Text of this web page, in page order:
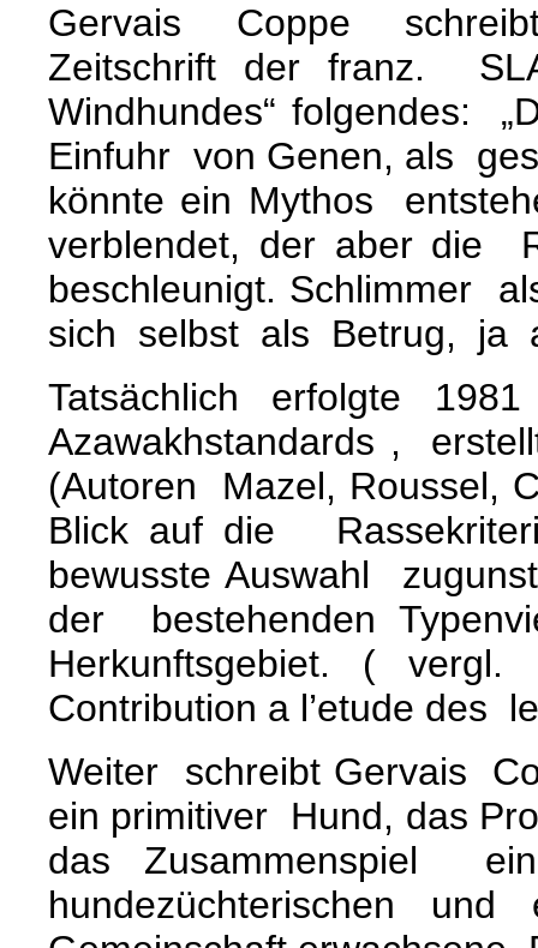
Gervais Coppe
Zeitschrift der franz.
Windhundes“ folgendes:
Einfuhr von Genen, als
könnte ein Mythos
verblendet, der aber die
beschleunigt. Schlimmer
sich selbst als Betrug, ja
Tatsächlich erfolgte
Azawakhstandards ,
(Autoren Mazel, Roussel,
Blick auf die
bewusste Auswahl
der bestehenden
Herkunftsgebiet. ( vergl.
Contribution a l’etude des
Weiter schreibt Gervais
ein primitiver Hund, das
das Zusammenspiel
hundezüchterischen